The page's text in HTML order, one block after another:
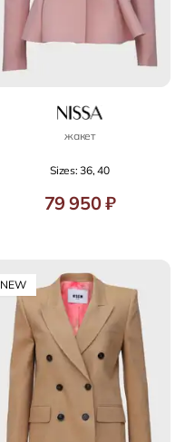
жакет
Sizes: 36, 40
79 950 ₽
NEW